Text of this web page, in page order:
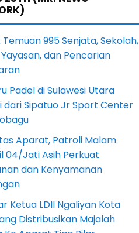
Temuan 995 Senjata, Sekolah,
dan Pencarian
Padel di Sulawesi Utara
dari Sipatuo Jr Sport Center
Aparat, Patroli Malam
04/Jati Asih Perkuat
dan Kenyamanan
Ketua LDII Ngaliyan Kota
Distribusikan Majalah